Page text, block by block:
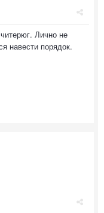
Лично не
навести порядок.